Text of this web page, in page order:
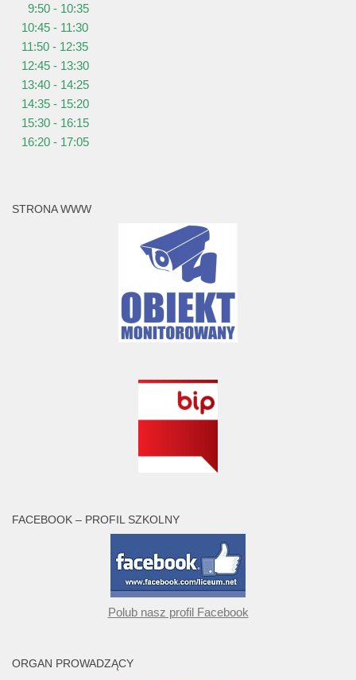
9:50 - 10:35
10:45 - 11:30
11:50 - 12:35
12:45 - 13:30
13:40 - 14:25
14:35 - 15:20
15:30 - 16:15
16:20 - 17:05
STRONA WWW
FACEBOOK – PROFIL SZKOLNY
Polub nasz profil Facebook
ORGAN PROWADZĄCY